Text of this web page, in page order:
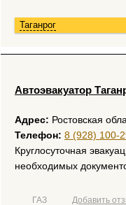
Таганрог
Автоэвакуатор
Адрес: Ростовская
Телефон: 8 (928) 100-
Круглосуточная
необходимых
ГАЗ Добавить